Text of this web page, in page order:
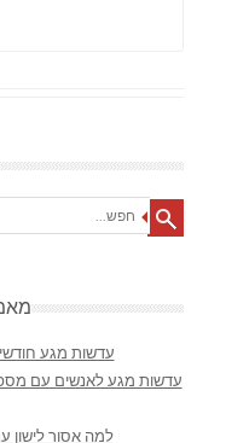
עדשות מגע
עדשות מגע לאנשים עם
למה אסור לישון